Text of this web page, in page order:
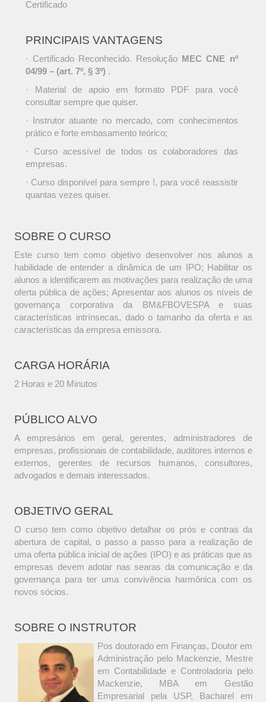
Certificado
PRINCIPAIS VANTAGENS
· Certificado Reconhecido. Resolução MEC CNE nº
04/99 – (art. 7º, § 3º) .
· Material de apoio em formato PDF para você
consultar sempre que quiser.
· Instrutor atuante no mercado, com conhecimentos
prático e forte embasamento teórico;
· Curso acessível de todos os colaboradores das
empresas.
· Curso disponível para sempre !, para você reassistir
quantas vezes quiser.
SOBRE O CURSO
Este curso tem como objetivo desenvolver nos alunos a
habilidade de entender a dinâmica de um IPO; Habilitar os
alunos a identificarem as motivações para realização de uma
oferta pública de ações; Apresentar aos alunos os níveis de
governança corporativa da BM&FBOVESPA e suas
características intrínsecas, dado o tamanho da oferta e as
características da empresa emissora.
CARGA HORÁRIA
2 Horas e 20 Minutos
PÚBLICO ALVO
A empresários em geral, gerentes, administradores de
empresas, profissionais de contabilidade, auditores internos e
externos, gerentes de recursos humanos, consultores,
advogados e demais interessados.
OBJETIVO GERAL
O curso tem como objetivo detalhar os prós e contras da
abertura de capital, o passo a passo para a realização de
uma oferta pública inicial de ações (IPO) e as práticas que as
empresas devem adotar nas searas da comunicação e da
governança para ter uma convivência harmônica com os
novos sócios.
SOBRE O INSTRUTOR
Pos doutorado em Finanças, Doutor em
Administração pelo Mackenzie, Mestre
em Contabilidade e Controladoria pelo
Mackenzie, MBA em Gestão
Empresarial pela USP, Bacharel em